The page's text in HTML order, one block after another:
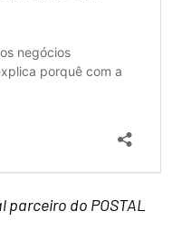
parceiro do POSTAL